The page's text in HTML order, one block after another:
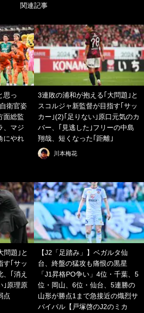
関連記事
思っ
衛官姿
面総監
、マジ
にやれ
3連敗の浦和が抱える｢大問題｣と
スコルジャ新監督が目指す｢サッ
カー｣(2)｢足りない｣原口元気のカ
バー、｢見逃した｣フリーの中島
翔哉、短くなった｢距離｣
川本梅花
問題｣と
す｢サッ
、｢消え
｣原理原
点
【J2「足踏み」】ベガルタ仙
台、終盤の猛攻も痛恨の黒星
「J1昇格PO争い」4位・千葉、5
位・岡山、6位・仙台、5連勝の
山形が勝点1まで急接近の熾烈サ
バイバル【戸塚啓のJ2のミカ